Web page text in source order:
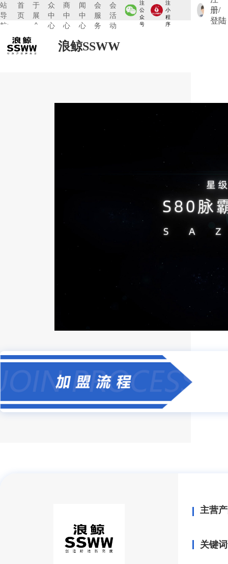
站
导
航:
首
页
于
展
会
众
中
心
商
中
心
闻
中
心
会
服
务
会
活
动
注
公
众
号
注
小
程
序
册/
登陆
浪鲸SSWW
主营
关键